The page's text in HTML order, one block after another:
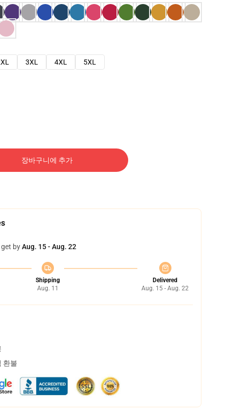
3XL 4XL
5XL
장바구니에 추가
byAug. 15 - Aug. 22
Shipping
Aug. 11
Delivered
Aug. 15 - Aug. 22
환불